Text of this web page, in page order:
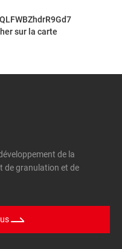
sur la carte
de la
de granulation et de